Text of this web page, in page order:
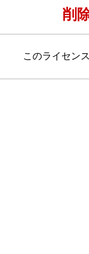
削
このライセン